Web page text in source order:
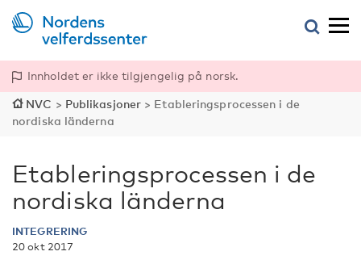
Innholdet er ikke tilgjengelig på norsk.
NVC > Publikasjoner > Etableringsprocessen i de
nordiska länderna
Etableringsprocessen i de
nordiska länderna
INTEGRERING
20 okt 2017